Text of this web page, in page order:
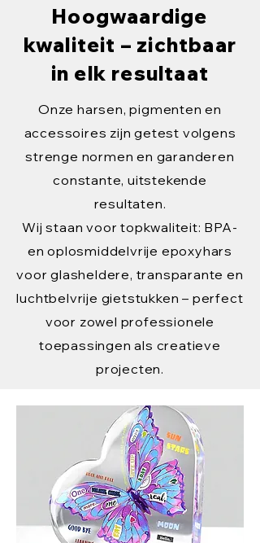
Hoogwaardige
kwaliteit – zichtbaar
in elk resultaat
Onze harsen, pigmenten en
accessoires zijn getest volgens
strenge normen en garanderen
constante, uitstekende
resultaten.
Wij staan voor topkwaliteit: BPA-
en oplosmiddelvrije epoxyhars
voor glasheldere, transparante en
luchtbelvrije gietstukken – perfect
voor zowel professionele
toepassingen als creatieve
projecten.